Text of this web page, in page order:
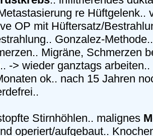
re Hüftgelenk..
OP mit Hüftersatz/
Gonzalez-
Migräne, Schmerzen
-> wieder ganztags
ok.. nach 15 Jahren
Stirnhöhlen.. malignes
operiert/aufgebaut..